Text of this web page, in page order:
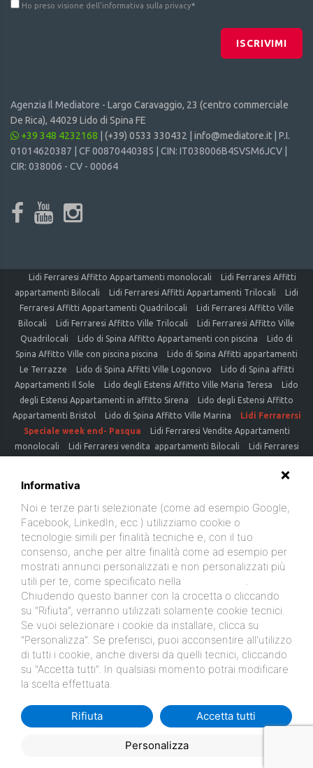
Ho preso visione dell'informativa sulla privacy*
ISCRIVIMI
Agenzia Il Mediatore - Largo Caravaggio, 23 (centro commerciale
De Rica), 44029 Lido di Spina FE
+39 348 4232168
(+39) 0533 330432 info@mediatore.it | P.I.
01014620387 | CF 00870440385 | CIN: IT038006B4SVSM6JCV |
CIR: 038006 - CV - 00064
Lidi Ferraresi Affitto Appartamenti monolocali
Lidi Ferraresi Affitti
appartamenti Bilocali
Lidi Ferraresi Affitti Appartamenti Trilocali
Lidi
Ferraresi Affitti Appartamenti Quadrilocali
Lidi Ferraresi Affitto Ville
Bilocali
Lidi Ferraresi Affitto Ville Trilocali
Lidi Ferraresi Affitto Ville
Quadrilocali
Lido di Spina Affitto Appartamenti con piscina
Lido di
Spina Affitto Ville con piscina piscina
Lido di Spina Affitti appartamenti
Le Terrazze
Lido di Spina Affitti Ville Logonovo
Lido di Spina affitti
Appartamenti Il Sole
Lido degli Estensi Affitto Ville Maria Teresa
Lido
degli Estensi Appartamenti in affitto Sirena
Lido degli Estensi Affitto
Appartamenti Bristol
Lido di Spina Affitto Ville Marina
Lidi Ferrarersi
Speciale week end- Pasqua
Lidi Ferraresi Vendite Appartamenti
monolocali
Lidi Ferraresi vendita appartamenti Bilocali
Lidi Ferraresi
Lidi Ferraresi vendita
Ville Trilocali
Spinavendita Appartamenti con piscina
Lido di Spina vendita Ville con
piscina piscina
Lido di Spina vendita appartamenti Logonovo
Spina vendita Ville Logonovo
Lido di Spina vendita Appartamenti Il
Sole
Lido degli Estensi ville in vendita
Lido degli Estensi Appartamenti
in vendita vicino al mare
Lido degli Estensi vendita Appartamenti fronte
mare
Lido di Spina vendita ville vicino al mare
LIDI FERRARESI VENDITA
NUOVE COSTRUZIONI
Informativa
Noi e terze parti selezionate (come ad esempio Google,
Facebook, LinkedIn, ecc.) utilizziamo cookie o
tecnologie simili per finalità tecniche e, con il tuo
consenso, anche per altre finalità come ad esempio per
mostrati annunci personalizzati e non personalizzati più
utili per te, come specificato nella
.
Chiudendo questo banner con la crocetta o cliccando
su "Rifiuta", verranno utilizzati solamente cookie tecnici.
Se vuoi selezionare i cookie da installare, clicca su
"Personalizza". Se preferisci, puoi acconsentire all'utilizzo
di tutti i cookie, anche diversi da quelli tecnici, cliccando
su "Accetta tutti". In qualsiasi momento potrai modificare
la scelta effettuata.
Personalizza
Rifiuta Accetta tutti